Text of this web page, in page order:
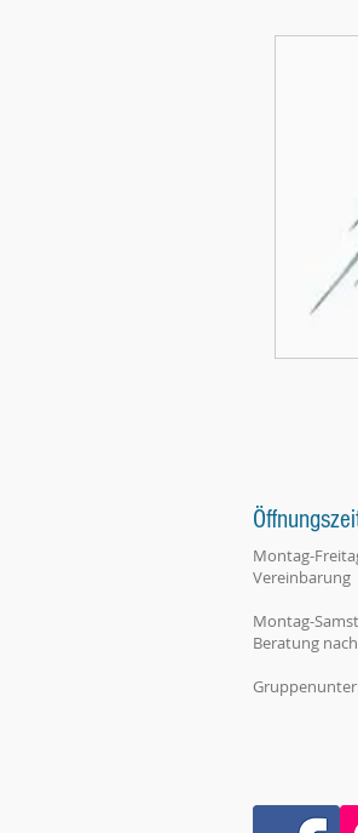
Montag-
Vereinbarung
Montag-
Beratung